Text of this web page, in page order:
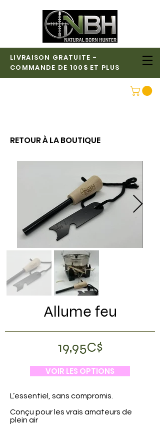
LIVRAISON GRATUITE -
COMMANDE DE 100$ ET PLUS
RETOUR À LA BOUTIQUE
Allume feu
19,95C$
VOIR LES OPTIONS
L’essentiel, sans compromis.
Conçu pour les vrais amateurs de
plein air